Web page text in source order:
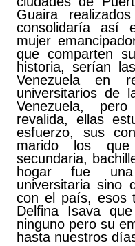
Guaira
consolidaría así
mujer
que comparten
historia, serían
Venezuela en
universitarios de
Venezuela,
revalida, ellas
esfuerzo, sus
marido los
secundaria,
hogar fue
universitaria sino
con el país, esos
Delfina Isava
ninguno pero su
hasta nuestros